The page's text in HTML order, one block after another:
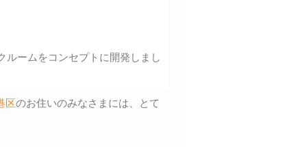
ルームをコンセプトに開発しまし
区のお住いのみなさまには、とて